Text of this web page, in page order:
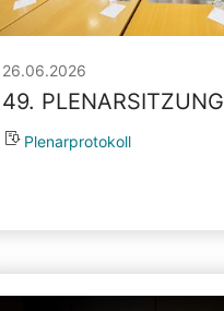
26.06.2026
49. PLENARSITZUNG
Plenarprotokoll